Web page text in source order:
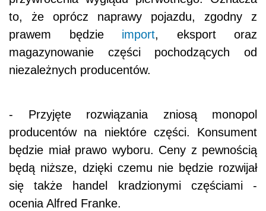
to, że oprócz naprawy pojazdu, zgodny z
prawem będzie import, eksport oraz
magazynowanie części pochodzących od
niezależnych producentów.
- Przyjęte rozwiązania zniosą monopol
producentów na niektóre części. Konsument
będzie miał prawo wyboru. Ceny z pewnością
będą niższe, dzięki czemu nie będzie rozwijał
się także handel kradzionymi częściami -
ocenia Alfred Franke.